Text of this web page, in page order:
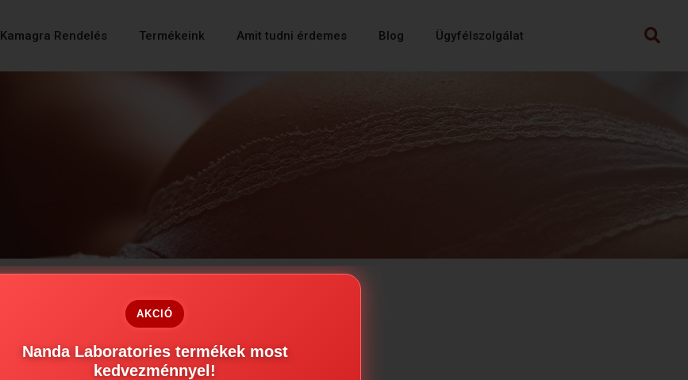
Kamagra Rendelés Termékeink Amit tudni érdemes Blog Ügyfélszolgálat
AKCIÓ
Nanda Laboratories termékek most
kedvezménnyel!